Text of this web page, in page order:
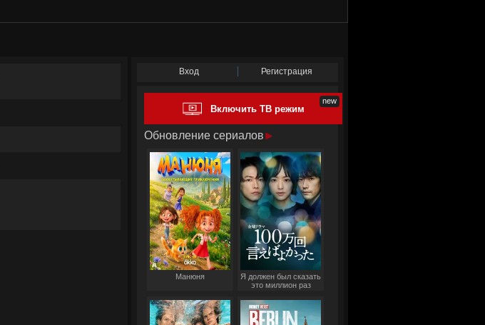
Вход Регистрация
Включить ТВ режим
Обновление сериалов
Манюня
Я должен был сказать
это миллион раз